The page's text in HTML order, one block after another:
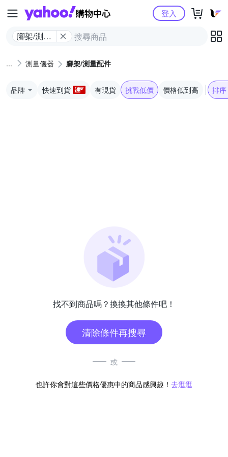
Yahoo購物中心
腳架/測量
登入
測量儀器 腳架/測量配件
品牌 快速到貨 有現貨 挑戰低價 價格低到高 排序
找不到商品嗎？換換其他條件吧！
清除條件再搜尋
或
也許你會對這些價格優惠中的商品感興趣！ 去逛逛